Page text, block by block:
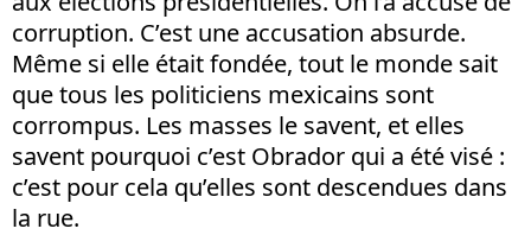
corruption. C’est une accusation absurde.
Même si elle était fondée, tout le monde sait
que tous les politiciens mexicains sont
corrompus. Les masses le savent, et elles
savent pourquoi c’est Obrador qui a été visé :
c’est pour cela qu’elles sont descendues dans
la rue.